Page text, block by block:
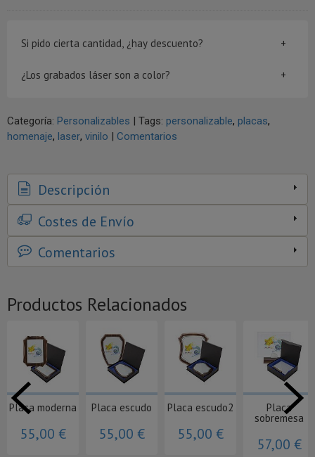
Si pido cierta cantidad, ¿hay descuento?
¿Los grabados láser son a color?
Categoría: Personalizables | Tags: personalizable placas
homenaje laser vinilo | Comentarios
Descripción
Costes de Envío
Comentarios
Productos Relacionados
Placa moderna
55,00 €
Placa escudo
55,00 €
Placa escudo2
55,00 €
Placa
sobremesa
57,00 €